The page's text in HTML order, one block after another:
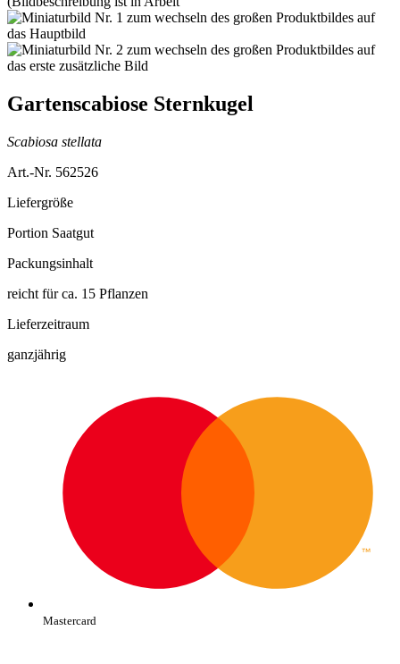
Gartenscabiose Sternkugel
Scabiosa stellata
Art.-Nr. 562526
Liefergröße
Portion Saatgut
Packungsinhalt
reicht für ca. 15 Pflanzen
Lieferzeitraum
ganzjährig
Mastercard